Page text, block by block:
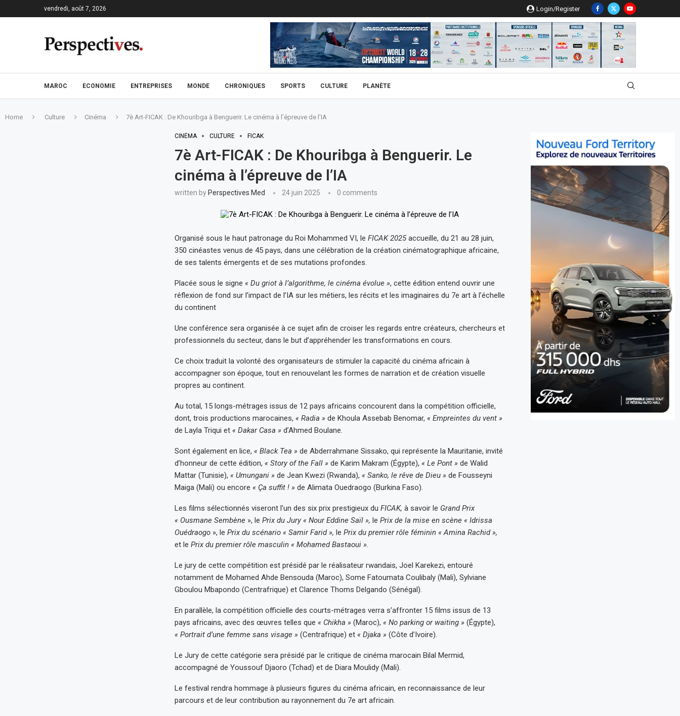
vendredi, août 7, 2026 Login/Register
MAROC ECONOMIE ENTREPRISES MONDE CHRONIQUES SPORTS CULTURE PLANÈTE
Home Culture Cinéma 7è Art-FICAK : De Khouribga à Benguerir. Le cinéma à l’épreuve de l’IA
CINÉMA CULTURE FICAK
7è Art-FICAK : De Khouribga à Benguerir. Le
cinéma à l’épreuve de l’IA
written by Perspectives Med 24 juin 2025 0 comments
Organisé sous le haut patronage du Roi Mohammed VI, le FICAK 2025accueille, du 21 au 28 juin,
350 cinéastes venus de 45 pays, dans une célébration de la création cinématographique africaine,
de ses talents émergents et de ses mutations profondes.
Placée sous le signe « Du griot à l’algorithme, le cinéma évolue », cette édition entend ouvrir une
réflexion de fond sur l’impact de l’IA sur les métiers, les récits et les imaginaires du 7e art à l’échelle
du continent
Une conférence sera organisée à ce sujet afin de croiser les regards entre créateurs, chercheurs et
professionnels du secteur, dans le but d’appréhender les transformations en cours.
Ce choix traduit la volonté des organisateurs de stimuler la capacité du cinéma africain à
accompagner son époque, tout en renouvelant les formes de narration et de création visuelle
propres au continent.
Au total, 15 longs-métrages issus de 12 pays africains concourent dans la compétition officielle,
dont, trois productions marocaines, « Radia » de Khoula Assebab Benomar, « Empreintes du vent »
de Layla Triqui et « Dakar Casa » d’Ahmed Boulane.
Sont également en lice, « Black Tea » de Abderrahmane Sissako, qui représente la Mauritanie, invité
d’honneur de cette édition, « Story of the Fall » de Karim Makram (Égypte), « Le Pont » de Walid
Mattar (Tunisie), « Umungani » de Jean Kwezi (Rwanda), « Sanko, le rêve de Dieu » de Fousseyni
Maiga (Mali) ou encore « Ça suffit ! » de Alimata Ouedraogo (Burkina Faso).
Les films sélectionnés viseront l’un des six prix prestigieux du FICAK, à savoir le Grand Prix
« Ousmane Sembène», le Prix du Jury « Nour Eddine Saïl », le Prix de la mise en scène « Idrissa
Ouédraogo », le Prix du scénario « Samir Farid », le Prix du premier rôle féminin « Amina Rachid »,
et le Prix du premier rôle masculin « Mohamed Bastaoui ».
Le jury de cette compétition est présidé par le réalisateur rwandais, Joel Karekezi, entouré
notamment de Mohamed Ahde Bensouda (Maroc), Some Fatoumata Coulibaly (Mali), Sylviane
Gboulou Mbapondo (Centrafrique) et Clarence Thoms Delgando (Sénégal).
En parallèle, la compétition officielle des courts-métrages verra s’affronter 15 films issus de 13
pays africains, avec des œuvres telles que « Chikha » (Maroc), « No parking or waiting » (Égypte),
« Portrait d’une femme sans visage » (Centrafrique) et « Djaka » (Côte d’Ivoire).
Le Jury de cette catégorie sera présidé par le critique de cinéma marocain Bilal Mermid,
accompagné de Youssouf Djaoro (Tchad) et de Diara Moulidy (Mali).
Le festival rendra hommage à plusieurs figures du cinéma africain, en reconnaissance de leur
parcours et de leur contribution au rayonnement du 7e art africain.